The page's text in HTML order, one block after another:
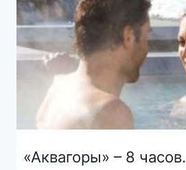
«Аквагоры» – 8 часов.